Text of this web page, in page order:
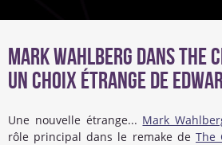
Mark Wahlberg dans The
Un choix étrange de
Une nouvelle étrange... Mark
rôle principal dans le remake de The